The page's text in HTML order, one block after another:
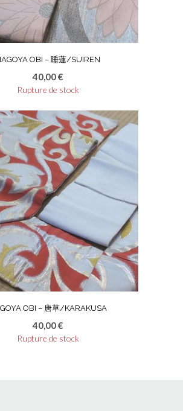
OBI – 睡蓮/SUIREN
40,00€
Rupture de stock
OBI – 唐草/KARAKUSA
40,00€
Rupture de stock